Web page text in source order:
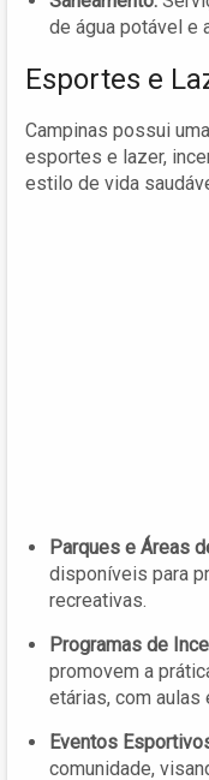
de água potável e
Esportes e
Campinas possui
esportes e lazer,
estilo de vida
Parques e Áreas
disponíveis para
recreativas.
Programas de
promovem a
etárias, com aulas
Eventos
comunidade,